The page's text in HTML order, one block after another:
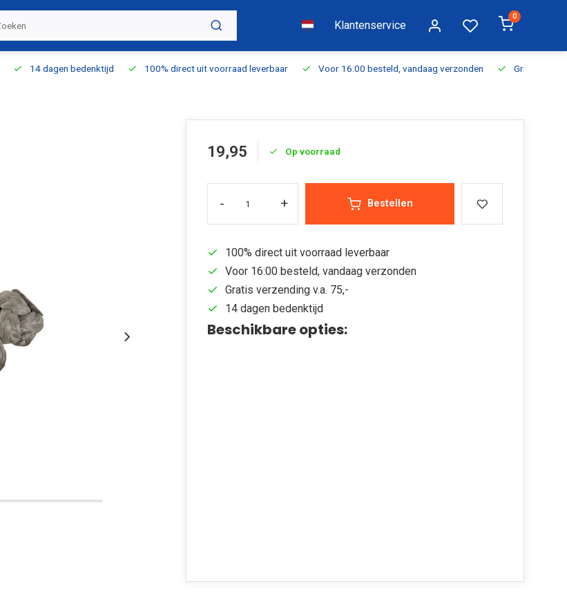
Klantenservice
0
14 dagen bedenktijd 100% direct uit voorraad leverbaar Voor 16:00 besteld, vandaag verzonden Gratis
19,95 Op voorraad
- + Bestellen
100% direct uit voorraad leverbaar
Voor 16:00 besteld, vandaag verzonden
Gratis verzending v.a. 75,-
14 dagen bedenktijd
Beschikbare opties: